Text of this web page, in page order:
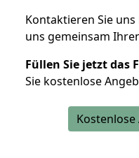
Kontaktieren Sie
uns gemeinsam
Füllen Sie jetzt das
Sie kostenlose